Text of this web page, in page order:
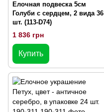
Елочная подвеска 5см
Голуби с сердцем, 2 вида 36
шт. (113-D74)
1 836 грн
Купить